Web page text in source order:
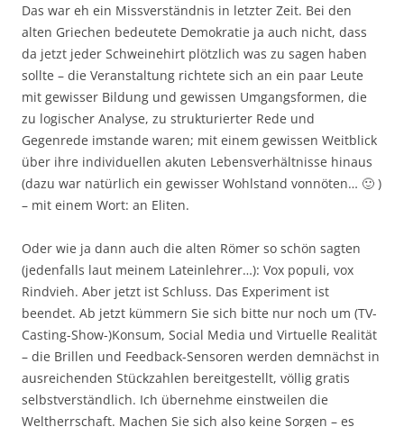
Das war eh ein Missverständnis in letzter Zeit. Bei den
alten Griechen bedeutete Demokratie ja auch nicht, dass
da jetzt jeder Schweinehirt plötzlich was zu sagen haben
sollte – die Veranstaltung richtete sich an ein paar Leute
mit gewisser Bildung und gewissen Umgangsformen, die
zu logischer Analyse, zu strukturierter Rede und
Gegenrede imstande waren; mit einem gewissen Weitblick
über ihre individuellen akuten Lebensverhältnisse hinaus
(dazu war natürlich ein gewisser Wohlstand vonnöten… 🙂 )
– mit einem Wort: an Eliten.
Oder wie ja dann auch die alten Römer so schön sagten
(jedenfalls laut meinem Lateinlehrer…): Vox populi, vox
Rindvieh. Aber jetzt ist Schluss. Das Experiment ist
beendet. Ab jetzt kümmern Sie sich bitte nur noch um (TV-
Casting-Show-)Konsum, Social Media und Virtuelle Realität
– die Brillen und Feedback-Sensoren werden demnächst in
ausreichenden Stückzahlen bereitgestellt, völlig gratis
selbstverständlich. Ich übernehme einstweilen die
Weltherrschaft. Machen Sie sich also keine Sorgen – es